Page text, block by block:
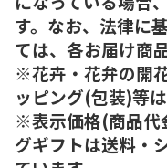
す。なお、法律に
ては、各お届け商
※花卉・花弁の開
ッピング(包装)等
※表示価格(商品代
グギフトは送料・